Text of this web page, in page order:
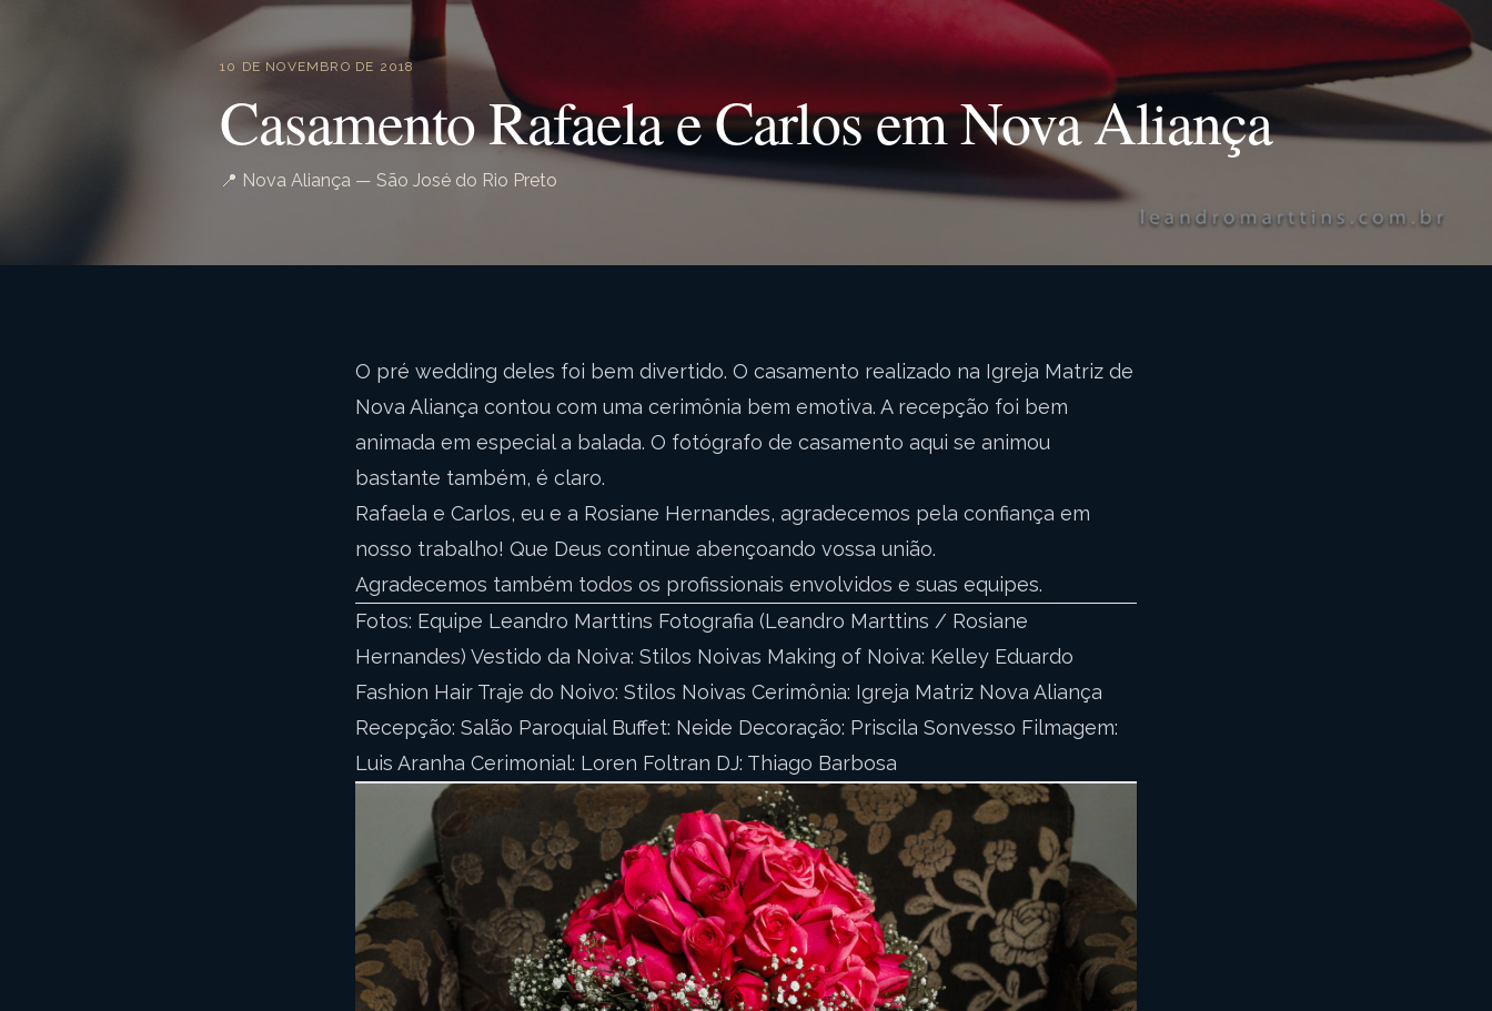
10 DE NOVEMBRO DE 2018
Casamento Rafaela e Carlos em Nova Aliança
📍 Nova Aliança — São José do Rio Preto
O pré wedding deles foi bem divertido. O casamento realizado na Igreja Matriz de
Nova Aliança contou com uma cerimônia bem emotiva. A recepção foi bem
animada em especial a balada. O fotógrafo de casamento aqui se animou
bastante também, é claro.
Rafaela e Carlos, eu e a Rosiane Hernandes, agradecemos pela confiança em
nosso trabalho! Que Deus continue abençoando vossa união.
Agradecemos também todos os profissionais envolvidos e suas equipes.
Fotos: Equipe Leandro Marttins Fotografia (Leandro Marttins / Rosiane
Hernandes) Vestido da Noiva: Stilos Noivas Making of Noiva: Kelley Eduardo
Fashion Hair Traje do Noivo: Stilos Noivas Cerimônia: Igreja Matriz Nova Aliança
Recepção: Salão Paroquial Buffet: Neide Decoração: Priscila Sonvesso Filmagem:
Luis Aranha Cerimonial: Loren Foltran DJ: Thiago Barbosa